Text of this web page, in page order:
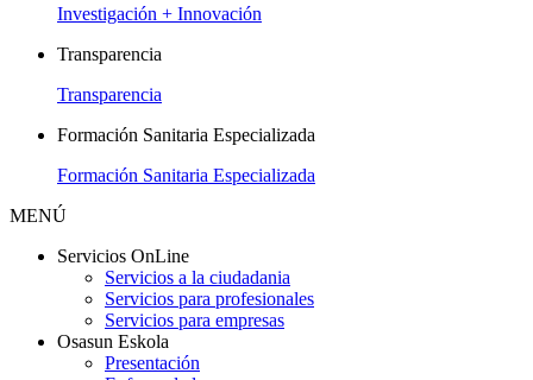
Investigación + Innovación
Transparencia
Transparencia
Formación Sanitaria Especializada
Formación Sanitaria Especializada
MENÚ
Servicios OnLine
Servicios a la ciudadania
Servicios para profesionales
Servicios para empresas
Osasun Eskola
Presentación